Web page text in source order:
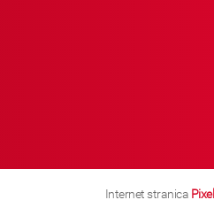
Internet stranica